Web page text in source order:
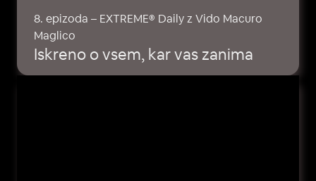
8. epizoda – EXTREME® Daily z Vido Macuro
Maglico
Iskreno o vsem, kar vas zanima